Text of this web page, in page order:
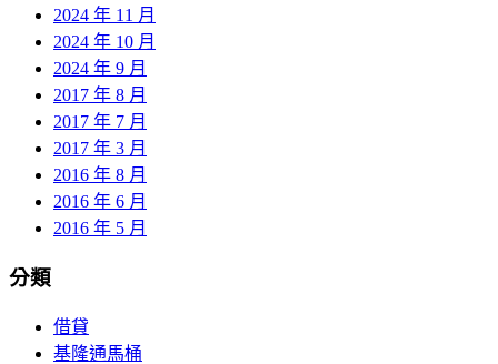
2024 年 11 月
2024 年 10 月
2024 年 9 月
2017 年 8 月
2017 年 7 月
2017 年 3 月
2016 年 8 月
2016 年 6 月
2016 年 5 月
分類
借貸
基隆通馬桶